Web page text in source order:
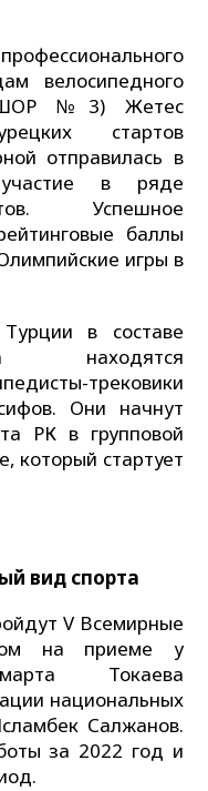
велосипедного
№3) Жетес
стартов
отправилась в
в ряде
Успешное
баллы
игры в
в составе
находятся
трековики
Они начнут
РК в групповой
который стартует
вид спорта
V Всемирные
на приеме у
Токаева
национальных
Салжанов.
за 2022 год и